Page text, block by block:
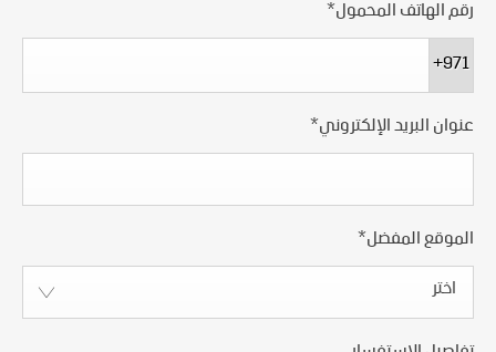
رقم الهاتف المحمول*
+971
عنوان البريد الإلكتروني*
الموقع المفضل*
اختر